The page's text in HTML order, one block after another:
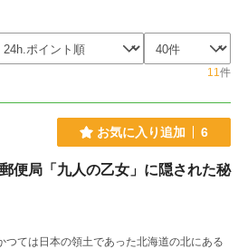
11件
お気に入り追加 6
便局「九人の乙女」に隠された秘
つては日本の領土であった北海道の北にある